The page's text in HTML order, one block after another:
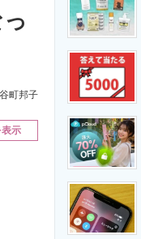
製造業のIT導入・活用を支援
エネルギーの専門メディア
谷町邦子
表示